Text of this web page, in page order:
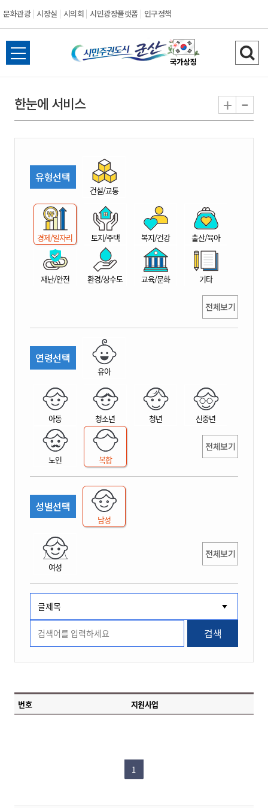
문화관광 시장실 시의회 시민광장플랫폼 인구정책
시
민
권
시
산
전
체
뉴
열
검
색
기
한눈에 서비스 + -
유형선택
건설/교통
경제/일자리 토지/주택 복지/건강 출산/육아
재난/안전 환경/상수도 교육/문화 기타
전체보기
연령선택
유아
아동 청소년 청년 신중년
노인 복합
전체보기
성별선택
남성
여성
전체보기
검색
번호 지원사업
1